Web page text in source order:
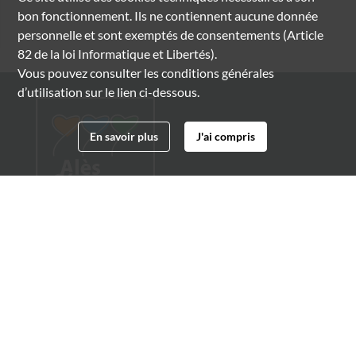
bon fonctionnement. Ils ne contiennent aucune donnée
personnelle et sont exemptés de consentements (Article
82 de la loi Informatique et Libertés).
Vous pouvez consulter les conditions générales
d’utilisation sur le lien ci-dessous.
En savoir plus J'ai compris